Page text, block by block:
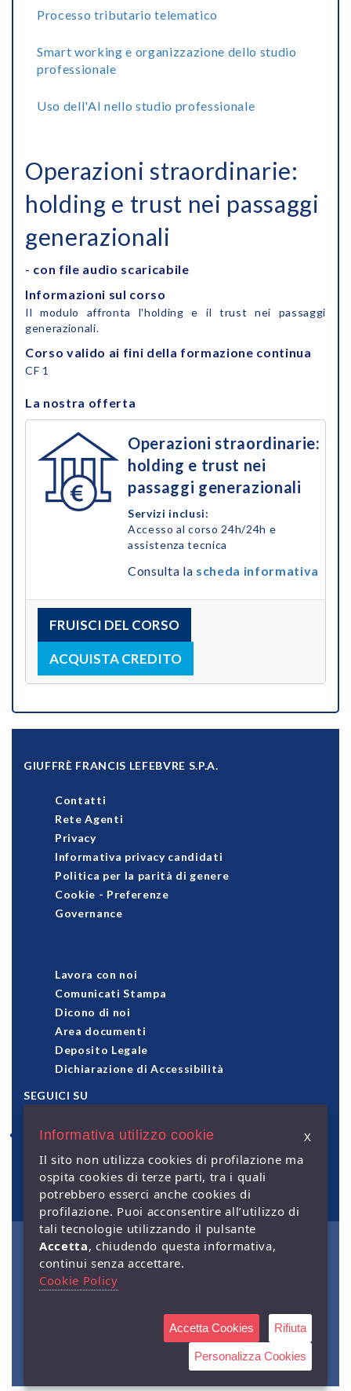
Processo tributario telematico
Smart working e organizzazione dello studio
professionale
Uso dell'AI nello studio professionale
Operazioni straordinarie:
holding e trust nei passaggi
generazionali
- con file audio scaricabile
Informazioni sul corso
Il modulo affronta l'holding e il trust nei passaggi
generazionali.
Corso valido ai fini della formazione continua
CF 1
La nostra offerta
Operazioni straordinarie:
holding e trust nei
passaggi generazionali
Servizi inclusi:
Accesso al corso 24h/24h e
assistenza tecnica
Consulta la scheda informativa
FRUISCI DEL CORSO
ACQUISTA CREDITO
GIUFFRÈ FRANCIS LEFEBVRE S.P.A.
Contatti
Rete Agenti
Privacy
Informativa privacy candidati
Politica per la parità di genere
Cookie - Preferenze
Governance
Lavora con noi
Comunicati Stampa
Dicono di noi
Area documenti
Deposito Legale
Dichiarazione di Accessibilità
SEGUICI SU
pagamenti accettati
© Giuffrè Francis Lefebvre
S.p.A. - Capitale Sociale €
socio unico. Società soggetta
alla direzione e coordinamento
di Lefebvre Sarrut Société
Anonyme |Governance|
Informativa utilizzo cookie
X
Il sito non utilizza cookies di profilazione ma
ospita cookies di terze parti, tra i quali
potrebbero esserci anche cookies di
profilazione. Puoi acconsentire all’utilizzo di
tali tecnologie utilizzando il pulsante
Accetta, chiudendo questa informativa,
continui senza accettare.
Cookie Policy
Accetta Cookies Rifiuta
Personalizza Cookies